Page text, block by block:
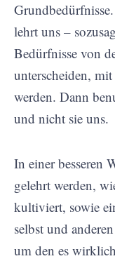
lehrt uns –
Bedürfnisse von
unterscheiden,
werden. Dann
und nicht sie uns.
In einer besseren
gelehrt werden,
kultiviert, sowie
selbst und
um den es